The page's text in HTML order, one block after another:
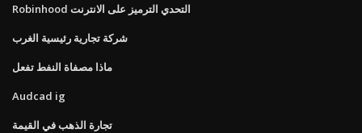
Robinhood التحدي الترميز على الانترنت
شركة تجارية رئيسية الغرب
ماذا مصفاة النفط تفعل
Audcad ig
تجارة الذهب في القيمة